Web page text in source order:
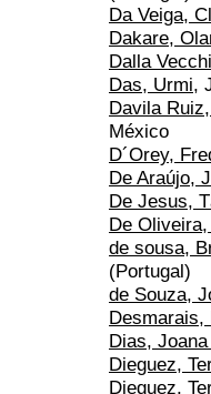
Da Veiga,
Dakare,
Dalla
Das, Urmi,
Davila
México
D´Orey,
De Araújo,
De Jesus,
De
de sousa,
(Portugal)
de Souza,
Desmarais,
Dias,
Dieguez,
Dieguez,